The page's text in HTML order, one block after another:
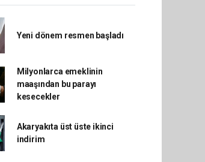
Yeni dönem resmen başladı
Milyonlarca emeklinin
maaşından bu parayı
kesecekler
Akaryakıta üst üste ikinci
indirim